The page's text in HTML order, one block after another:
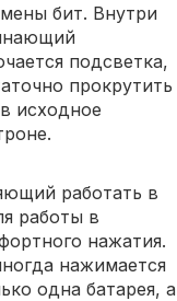
бит. Внутри
подсветка,
прокрутить
исходное
работать в
работы в
нажатия.
нажимается
одна батарея, а